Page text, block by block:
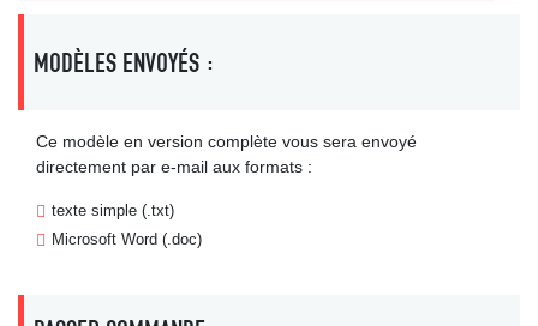
MODÈLES ENVOYÉS :
Ce modèle en version complète vous sera envoyé
directement par e-mail aux formats :
texte simple (.txt)
Microsoft Word (.doc)